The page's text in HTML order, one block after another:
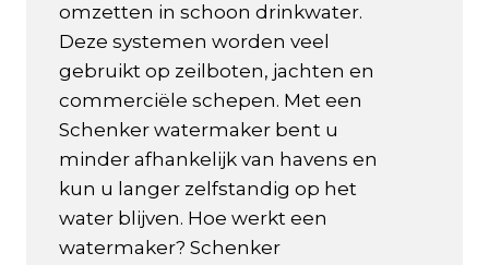
omzetten in schoon drinkwater.
Deze systemen worden veel
gebruikt op zeilboten, jachten en
commerciële schepen. Met een
Schenker watermaker bent u
minder afhankelijk van havens en
kun u langer zelfstandig op het
water blijven. Hoe werkt een
watermaker? Schenker